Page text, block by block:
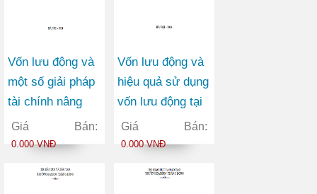
Vốn lưu động và
một số giải pháp
tài chính nâng
cao hiệu quả sử
dụng vốn lưu
Cổ phần May
Giá Bán:
0.000 VNĐ
Vốn lưu động và
hiệu quả sử dụng
vốn lưu động tại
công ty TNHH
vận tải container
Giá Bán:
0.000 VNĐ